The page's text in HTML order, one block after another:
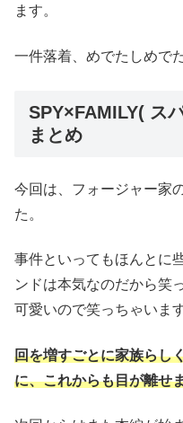
ます。
一件落着、めでたしめで
SPY×FAMILY( ス
まとめ
今回は、フォージャー家
た。
事件といってもほんとに
ンドは本気なのだから笑
可愛いので笑っちゃいま
回を増すごとに家族らし
に、これからも目が離せ